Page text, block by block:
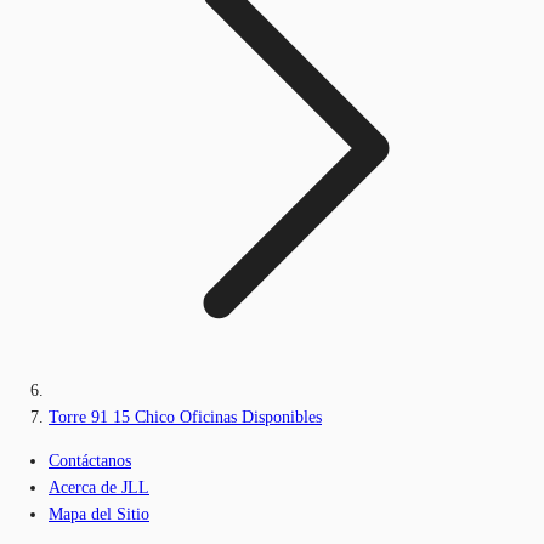
Torre 91 15 Chico Oficinas Disponibles
Contáctanos
Acerca de JLL
Mapa del Sitio